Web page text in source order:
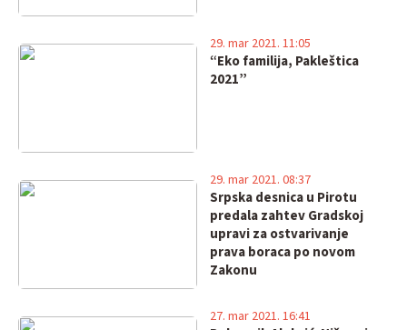
“Eko familija, Pakleštica
2021”
29. mar 2021. 11:05
Srpska desnica u Pirotu
predala zahtev Gradskoj
upravi za ostvarivanje
prava boraca po novom
Zakonu
29. mar 2021. 08:37
27. mar 2021. 16:41